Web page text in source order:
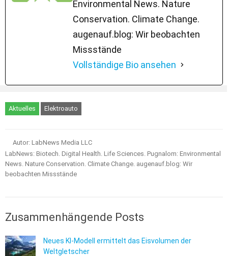
Environmental News. Nature
Conservation. Climate Change.
augenauf.blog: Wir beobachten
Missstände
Vollständige Bio ansehen
Aktuelles Elektroauto
Autor: LabNews Media LLC
LabNews: Biotech. Digital Health. Life Sciences. Pugnalom: Environmental
News. Nature Conservation. Climate Change. augenauf.blog: Wir
beobachten Missstände
Zusammenhängende Posts
Neues KI-Modell ermittelt das Eisvolumen der
Weltgletscher